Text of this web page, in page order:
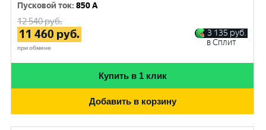
Пусковой ток:850 A
12 540руб.
11 460 руб.
при обмене
3 135 руб.
в Сплит
Купить в 1 клик
Добавить в корзину